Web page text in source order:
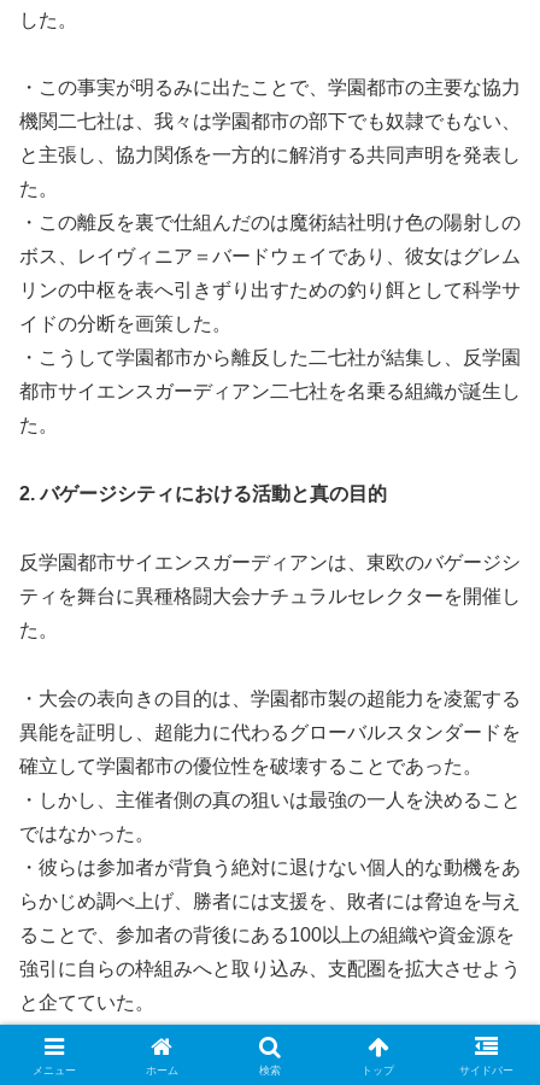
した。
・この事実が明るみに出たことで、学園都市の主要な協力
機関二七社は、我々は学園都市の部下でも奴隷でもない、
と主張し、協力関係を一方的に解消する共同声明を発表し
た。
・この離反を裏で仕組んだのは魔術結社明け色の陽射しの
ボス、レイヴィニア＝バードウェイであり、彼女はグレム
リンの中枢を表へ引きずり出すための釣り餌として科学サ
イドの分断を画策した。
・こうして学園都市から離反した二七社が結集し、反学園
都市サイエンスガーディアン二七社を名乗る組織が誕生し
た。
2. バゲージシティにおける活動と真の目的
反学園都市サイエンスガーディアンは、東欧のバゲージシ
ティを舞台に異種格闘大会ナチュラルセレクターを開催し
た。
・大会の表向きの目的は、学園都市製の超能力を凌駕する
異能を証明し、超能力に代わるグローバルスタンダードを
確立して学園都市の優位性を破壊することであった。
・しかし、主催者側の真の狙いは最強の一人を決めること
ではなかった。
・彼らは参加者が背負う絶対に退けない個人的な動機をあ
らかじめ調べ上げ、勝者には支援を、敗者には脅迫を与え
ることで、参加者の背後にある100以上の組織や資金源を
強引に自らの枠組みへと取り込み、支配圏を拡大させよう
と企てていた。
・さらに、バゲージシティに集められた数百万人の観戦客
や市民は、全員が反学園都市サイエンスガーディアンの関
メニュー ホーム 検索 トップ サイドバー